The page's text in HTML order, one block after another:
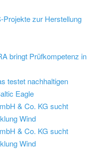
zur Herstellung
bringt Prüfkompetenz in
testet nachhaltigen
Eagle
& Co. KG sucht
Wind
& Co. KG sucht
Wind